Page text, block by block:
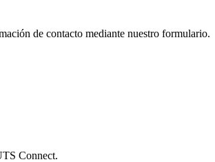
de contacto mediante nuestro formulario.
Connect.